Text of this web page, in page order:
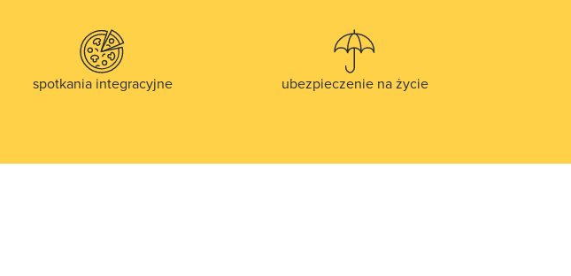
spotkania integracyjne ubezpieczenie na życie